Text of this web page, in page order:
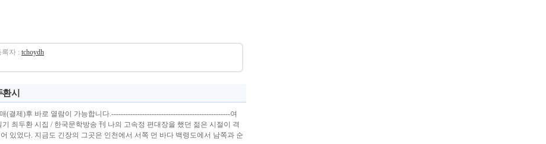
록자 : tchoydh
시
(결제)후 바로 열람이 가능합니다.--------------------------------------------------여
최두환 시집 / 한국문학방송 刊 나의 고속정 편대장을 했던 젊은 시절이 격
있었다. 지금도 긴장의 그곳은 인천에서 서쪽 먼 바다 백령도에서 남쪽과 순